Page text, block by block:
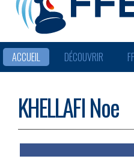
ACCUEIL DÉCOUVRIR
KHELLAFI Noe